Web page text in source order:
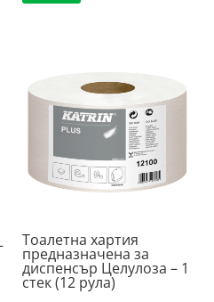
Тоалетна хартия
предназначена за
диспенсър Целулоза – 1
стек (12 рула)